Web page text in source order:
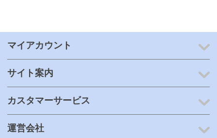
マイアカウント
サイト案内
カスタマーサービス
運営会社